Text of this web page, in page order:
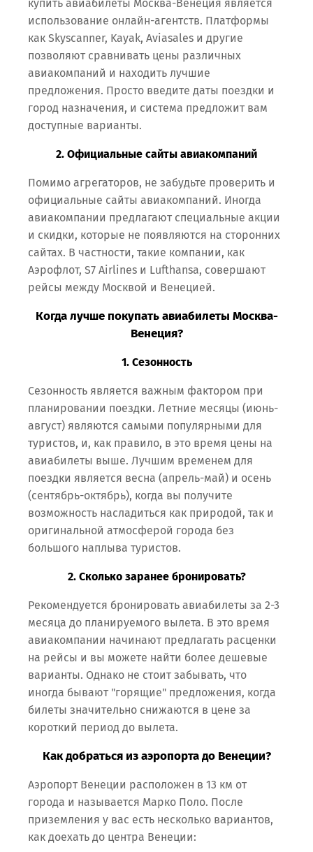
купить авиабилеты Москва-Венеция является
использование онлайн-агентств. Платформы
как Skyscanner, Kayak, Aviasales и другие
позволяют сравнивать цены различных
авиакомпаний и находить лучшие
предложения. Просто введите даты поездки и
город назначения, и система предложит вам
доступные варианты.
2. Официальные сайты авиакомпаний
Помимо агрегаторов, не забудьте проверить и
официальные сайты авиакомпаний. Иногда
авиакомпании предлагают специальные акции
и скидки, которые не появляются на сторонних
сайтах. В частности, такие компании, как
Аэрофлот, S7 Airlines и Lufthansa, совершают
рейсы между Москвой и Венецией.
Когда лучше покупать авиабилеты Москва-
Венеция?
1. Сезонность
Сезонность является важным фактором при
планировании поездки. Летние месяцы (июнь-
август) являются самыми популярными для
туристов, и, как правило, в это время цены на
авиабилеты выше. Лучшим временем для
поездки является весна (апрель-май) и осень
(сентябрь-октябрь), когда вы получите
возможность насладиться как природой, так и
оригинальной атмосферой города без
большого наплыва туристов.
2. Сколько заранее бронировать?
Рекомендуется бронировать авиабилеты за 2-3
месяца до планируемого вылета. В это время
авиакомпании начинают предлагать расценки
на рейсы и вы можете найти более дешевые
варианты. Однако не стоит забывать, что
иногда бывают "горящие" предложения, когда
билеты значительно снижаются в цене за
короткий период до вылета.
Как добраться из аэропорта до Венеции?
Аэропорт Венеции расположен в 13 км от
города и называется Марко Поло. После
приземления у вас есть несколько вариантов,
как доехать до центра Венеции: